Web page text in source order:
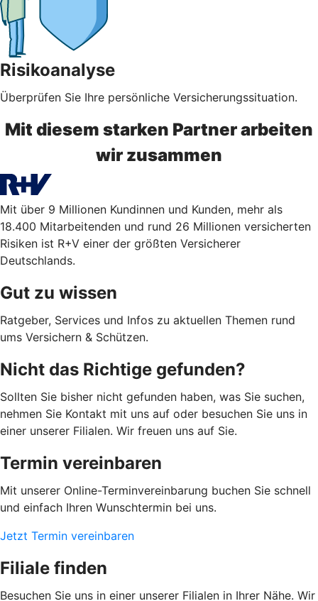
Risikoanalyse
Überprüfen Sie Ihre persönliche Versicherungssituation.
Mit diesem starken Partner arbeiten
wir zusammen
Mit über 9 Millionen Kundinnen und Kunden, mehr als
18.400 Mitarbeitenden und rund 26 Millionen versicherten
Risiken ist R+V einer der größten Versicherer
Deutschlands.
Gut zu wissen
Ratgeber, Services und Infos zu aktuellen Themen rund
ums Versichern & Schützen.
Nicht das Richtige gefunden?
Sollten Sie bisher nicht gefunden haben, was Sie suchen,
nehmen Sie Kontakt mit uns auf oder besuchen Sie uns in
einer unserer Filialen. Wir freuen uns auf Sie.
Termin vereinbaren
Mit unserer Online-Terminvereinbarung buchen Sie schnell
und einfach Ihren Wunschtermin bei uns.
Jetzt Termin vereinbaren
Filiale finden
Besuchen Sie uns in einer unserer Filialen in Ihrer Nähe. Wir